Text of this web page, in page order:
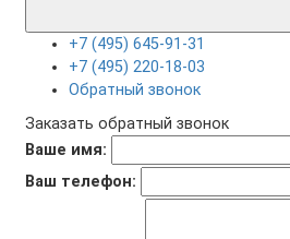
+7 (495) 645-91-31
+7 (495) 220-18-03
Обратный звонок
Заказать обратный звонок
Ваше имя:
Ваш телефон: